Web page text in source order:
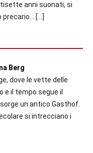
anni suonati, si
precario... […]
Berg
dove le vette delle
e il tempo segue il
un antico Gasthof.
si intrecciano i